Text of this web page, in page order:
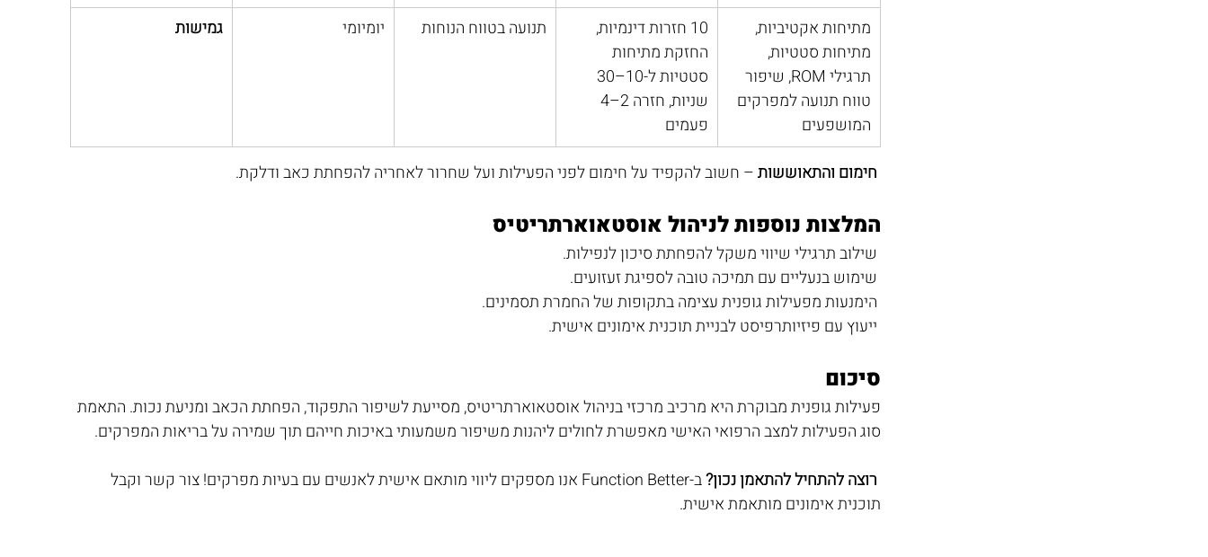
מתיחות אקטיביות,
מתיחות סטטיות,
תרגילי ROM, שיפור
טווח תנועה למפרקים
המושפעים
10 חזרות דינמיות,
החזקת מתיחות
שניות, חזרה 2–4
פעמים
תנועה בטווח הנוחות יומיומי גמישות
חימום והתאוששות – חשוב להקפיד על חימום לפני הפעילות ועל שחרור לאחריה להפחתת כאב ודלקת.
המלצות נוספות לניהול אוסטאוארתריטיס
סיכום
פעילות גופנית מבוקרת היא מרכיב מרכזי בניהול אוסטאוארתריטיס, מסייעת לשיפור התפקוד, הפחתת הכאב ומניעת נכות. התאמת
סוג הפעילות למצב הרפואי האישי מאפשרת לחולים ליהנות משיפור משמעותי באיכות חייהם תוך שמירה על בריאות המפרקים.
רוצה להתחיל להתאמן נכון?
ב-Function Better אנו מספקים ליווי מותאם אישית לאנשים עם בעיות מפרקים! צור קשר וקבל
תוכנית אימונים מותאמת אישית.